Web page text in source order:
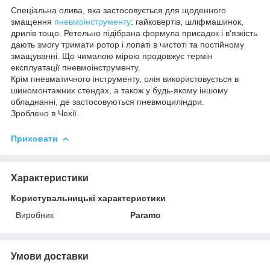
Спеціальна олива, яка застосовується для щоденного
змащення пневмоінструменту: гайковертів, шліфмашинок,
дрилів тощо. Ретельно підібрана формула присадок і в'язкість
дають змогу тримати ротор і лопаті в чистоті та постійному
змащуванні. Що чималою мірою продовжує термін
експлуатації пневмоінструменту.
Крім пневматичного інструменту, олія використовується в
шиномонтажних стендах, а також у будь-якому іншому
обладнанні, де застосовуються пневмоциліндри.
Зроблено в Чехії.
Приховати
Характеристики
Користувальницькі характеристики
Виробник
Paramo
Умови доставки